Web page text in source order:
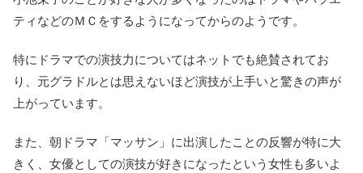
ティなどのＭＣをするようになってからのようです。
特にドラマでの演技力についてはネットでも絶賛されてお
り、元グラドルとは思えないほど演技が上手いと驚きの声が
上がっています。
また、朝ドラマ「マッサン」に出演したことの反響が特に大
きく、女優としての演技が好きになったという女性も多いよ